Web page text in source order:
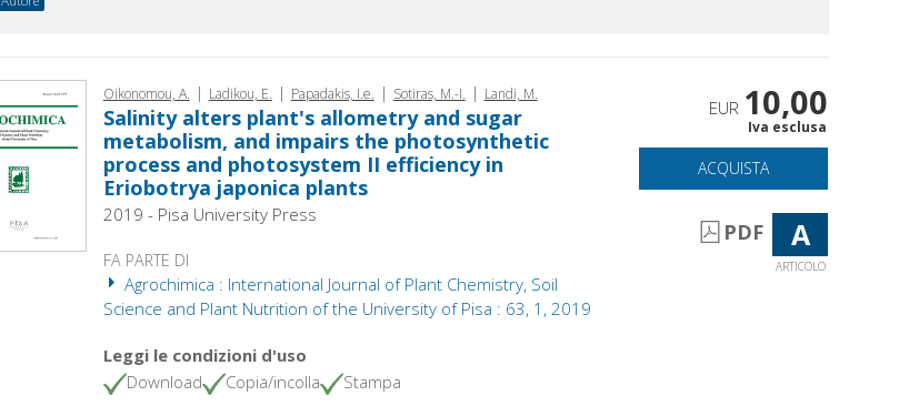
Oikono­mou, A. | Ladikou, E. | Papadakis, I.e. | Sotiras, M.-I. | Landi, M.
Salinity alters plant's allometry and sugar
metabolism, and impairs the photosynthetic
process and photosystem II efficiency in
Eriobotrya japonica plants
2019 - Pisa University Press
FA PARTE DI
Agrochimica : International Journal of Plant Chemistry, Soil
Science and Plant Nutrition of the University of Pisa : 63, 1, 2019
Leggi le condizioni d'uso
Download
Copia/incolla Stampa
EUR 10,00
Iva esclusa
ACQUISTA
PDF A
ARTICOLO